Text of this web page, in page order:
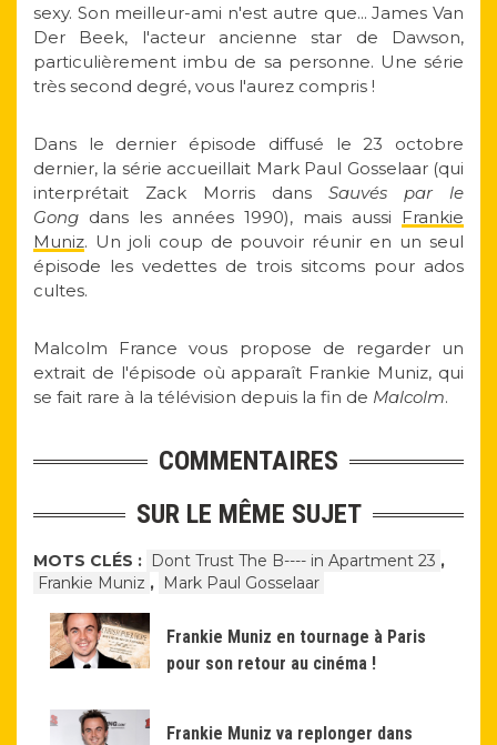
sexy. Son meilleur-ami n'est autre que... James Van
Der Beek, l'acteur ancienne star de Dawson,
particulièrement imbu de sa personne. Une série
très second degré, vous l'aurez compris !
Dans le dernier épisode diffusé le 23 octobre
dernier, la série accueillait Mark Paul Gosselaar (qui
interprétait Zack Morris dans Sauvés par le
Gong dans les années 1990), mais aussi Frankie
Muniz. Un joli coup de pouvoir réunir en un seul
épisode les vedettes de trois sitcoms pour ados
cultes.
Malcolm France vous propose de regarder un
extrait de l'épisode où apparaît Frankie Muniz, qui
se fait rare à la télévision depuis la fin de Malcolm.
COMMENTAIRES
SUR LE MÊME SUJET
MOTS CLÉS : Dont Trust The B---- in Apartment 23 ,
Frankie Muniz , Mark Paul Gosselaar
Frankie Muniz en tournage à Paris
pour son retour au cinéma !
Frankie Muniz va replonger dans